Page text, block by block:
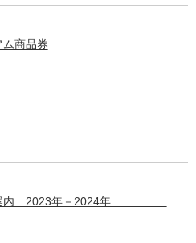
ム商品券
案内 2023年－2024年